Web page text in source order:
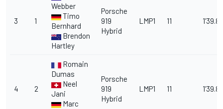
3 1
Webber
Timo
Bernhard
Brendon
Hartley
Porsche
919
Hybrid
LMP1 11
4 2
Romain
Dumas
Neel
Jani
Marc
Porsche
919
Hybrid
LMP1 11